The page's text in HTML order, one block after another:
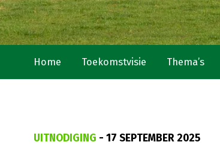
Home Toekomstvisie Thema’s
UITNODIGING - 17 SEPTEMBER 2025